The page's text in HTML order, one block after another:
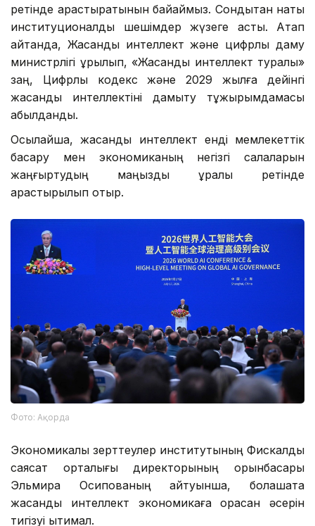
ретінде қарастыратынын байқаймыз. Сондықтан нақты
институционалдық шешімдер жүзеге асты. Атап
айтқанда, Жасанды интеллект және цифрлық даму
министрлігі құрылып, «Жасанды интеллект туралы»
заң, Цифрлық кодекс және 2029 жылға дейінгі
жасанды интеллектіні дамыту тұжырымдамасы
қабылданды.
Осылайша, жасанды интеллект енді мемлекеттік
басқару мен экономиканың негізгі салаларын
жаңғыртудың маңызды құралы ретінде
қарастырылып отыр.
Фото: Ақорда
Экономикалық зерттеулер институтының Фискалдық
саясат орталығы директорының орынбасары
Эльмира Осипованың айтуынша, болашақта
жасанды интеллект экономикаға орасан әсерін
тигізуі ықтимал.